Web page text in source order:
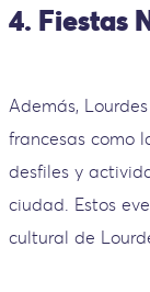
4. Fiestas
Además,
francesas como
desfiles y
ciudad. Estos
cultural de